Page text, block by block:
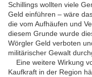
Schillings wollten viele
Geld einführen – wäre
die vom Aufhäufen und
diesem Grunde wurde
Wörgler Geld verboten
militärischer Gewalt
Eine weitere Wirkung
Kaufkraft in der Region